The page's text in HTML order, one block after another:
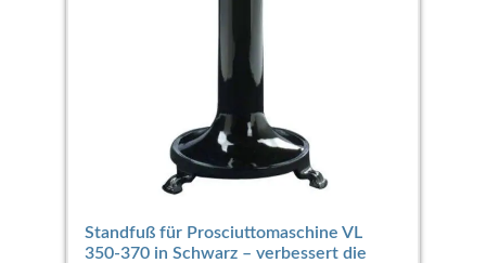
Standfuß für Prosciuttomaschine VL
350-370 in Schwarz – verbessert die